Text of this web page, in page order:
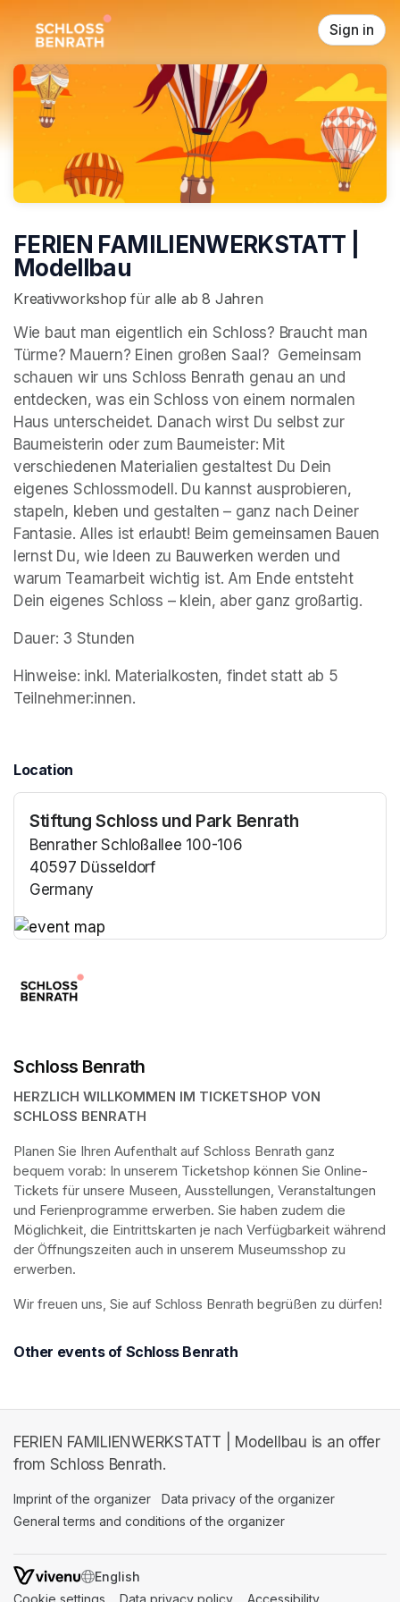
Sign in
FERIEN FAMILIENWERKSTATT |
Modellbau
Kreativworkshop für alle ab 8 Jahren
Wie baut man eigentlich ein Schloss? Braucht man
Türme? Mauern? Einen großen Saal?  Gemeinsam
schauen wir uns Schloss Benrath genau an und
entdecken, was ein Schloss von einem normalen
Haus unterscheidet. Danach wirst Du selbst zur
Baumeisterin oder zum Baumeister: Mit
verschiedenen Materialien gestaltest Du Dein
eigenes Schlossmodell. Du kannst ausprobieren,
stapeln, kleben und gestalten – ganz nach Deiner
Fantasie. Alles ist erlaubt! Beim gemeinsamen Bauen
lernst Du, wie Ideen zu Bauwerken werden und
warum Teamarbeit wichtig ist. Am Ende entsteht
Dein eigenes Schloss – klein, aber ganz großartig.
Dauer: 3 Stunden
Hinweise: inkl. Materialkosten, findet statt ab 5
Teilnehmer:innen.
Location
Stiftung Schloss und Park Benrath
Benrather Schloßallee 100-106
40597 Düsseldorf
Germany
Schloss Benrath
HERZLICH WILLKOMMEN IM TICKETSHOP VON
SCHLOSS BENRATH
Planen Sie Ihren Aufenthalt auf Schloss Benrath ganz
bequem vorab: In unserem Ticketshop können Sie Online-
Tickets für unsere Museen, Ausstellungen, Veranstaltungen
und Ferienprogramme erwerben. Sie haben zudem die
Möglichkeit, die Eintrittskarten je nach Verfügbarkeit während
der Öffnungszeiten auch in unserem Museumsshop zu
erwerben.
Wir freuen uns, Sie auf Schloss Benrath begrüßen zu dürfen!
Other events of Schloss Benrath
FERIEN FAMILIENWERKSTATT | Modellbau is an offer
from Schloss Benrath.
Imprint of the organizer (opens in a new tab)
Data privacy of the organizer
General terms and conditions of the organizer
SWITCH LANGUAGE
Cookie settings (opens in a new tab)
Data privacy policy (opens in a new tab)
Accessibility